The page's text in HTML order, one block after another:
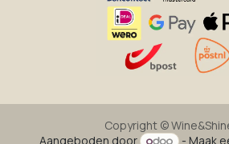
Copyright ©
Aangeboden door
- Maak